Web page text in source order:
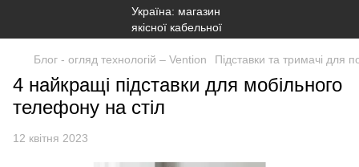
Блог - огляд технологій – Vention Підставки та тримачі для
4 найкращі підставки для мобільного
телефону на стіл
12 квітня 2023